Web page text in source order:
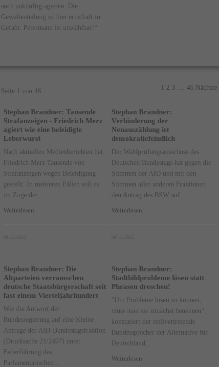
auch zukünftig agieren. Die
Gewaltenteilung ist hier ernsthaft in
Gefahr. Petermann ist unwählbar!“
Seite 1 von 46. 1 2 3 46 Nächste
Stephan Brandner: Tausende
Strafanzeigen - Friedrich Merz
agiert wie eine beleidigte
Leberwurst
Nach aktuellen Medienberichten hat
Friedrich Merz Tausende von
Strafanzeigen wegen Beleidigung
gestellt. In mehreren Fällen soll es
im Zuge der...
Weiterlesen
Stephan Brandner:
Verhinderung der
Neuauszählung ist
demokratiefeindlich
Der Wahlprüfungsausschuss des
Deutschen Bundestags hat gegen die
Stimmen der AfD und mit den
Stimmen aller anderen Fraktionen
den Antrag des BSW auf...
Weiterlesen
04.12.2025
Stephan Brandner: Die
Altparteien verramschen
deutsche Staatsbürgerschaft seit
fast einem Vierteljahrhundert
Wie die Antwort der
Bundesregierung auf eine Kleine
Anfrage der AfD-Bundestagsfraktion
(Drucksache 21/2497) unter
Federführung des
Parlamentarischen...
Stephan Brandner:
Stadtbildprobleme lösen statt
Phrasen dreschen!
"Um Probleme lösen zu können,
muss man sie zunächst benennen",
konstatiert der stellvertretende
Bundessprecher der Alternative für
Deutschland,...
Weiterlesen